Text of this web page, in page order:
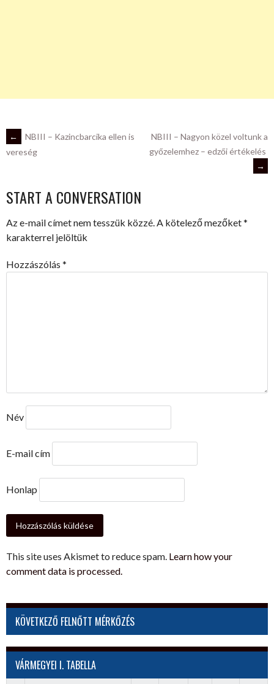
POST
←
NBIII – Kazincbarcika ellen is
vereség
NBIII – Nagyon közel voltunk a
győzelemhez – edzői értékelés
→
START A CONVERSATION
Az e-mail címet nem tesszük közzé. A kötelező mezőket*
karakterrel jelöltük
Hozzászólás *
Név
E-mail cím
Honlap
This site uses Akismet to reduce spam. Learn how your
comment data is processed.
KÖVETKEZŐ FELNŐTT MÉRKŐZÉS
VÁRMEGYEI I. TABELLA